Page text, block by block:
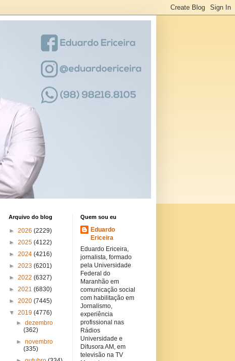
Arquivo do blog
► 2026 (2229)
► 2025 (4122)
► 2024 (4216)
► 2023 (6201)
► 2022 (6327)
► 2021 (6830)
► 2020 (7445)
▼ 2019 (4776)
► dezembro
(362)
► novembro
(335)
Quem sou eu
Eduardo
Ericeira
Eduardo Ericeira,
jornalista, formado
pela Universidade
Federal do
Maranhão em
comunicação social
com habilitação em
Jornalismo,
experiência
profissional nas
Rádios
Universidade e
Difusora AM, em
televisão na TV